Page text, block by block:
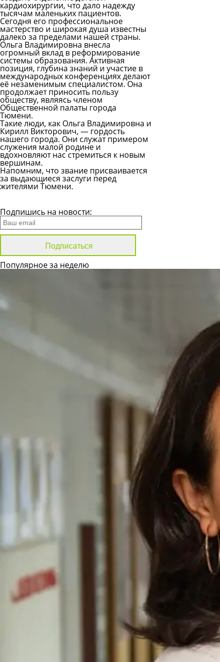
кардиохирургии, что дало надежду
тысячам маленьких пациентов.
Сегодня его профессиональное
мастерство и широкая душа известны
далеко за пределами нашей страны.
Ольга Владимировна внесла
огромный вклад в реформирование
системы образования. Активная
позиция, глубина знаний и участие в
международных конференциях делают
её незаменимым специалистом. Она
продолжает приносить пользу
обществу, являясь членом
Общественной палаты города
Тюмени.
Такие люди, как Ольга Владимировна и
Кирилл Викторович, — гордость
нашего города. Они служат примером
служения малой родине и
вдохновляют нас стремиться к новым
вершинам.
Напомним, что звание присваивается
за выдающиеся заслуги перед
жителями Тюмени.
Подпишись на новости:
Популярное за неделю